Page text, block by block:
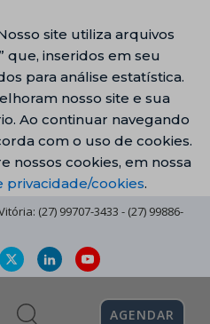
site utiliza arquivos
que, inseridos em seu
para análise estatística.
nosso site e sua
Ao continuar navegando
com o uso de cookies.
nossos cookies, em nossa
privacidade/cookies.
(27) 99707-3433 - (27) 99886-
AGENDAR